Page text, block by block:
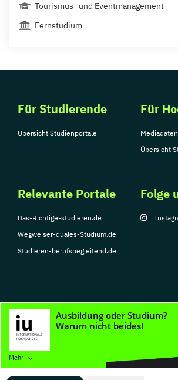
Mehr
Tourismus- und Eventmanagement
Fernstudium
Für Studierende
Übersicht Studienportale
Für
Mediadaten
Übersicht
Relevante Portale
Das-Richtige-studieren.de
Wegweiser-duales-Studium.de
Studieren-berufsbegleitend.de
Folge
© Copyright 2026, TarGroup Media GmbH